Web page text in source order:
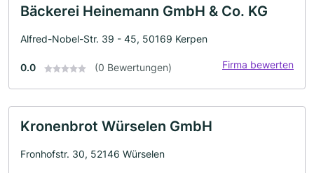
Bäckerei Heinemann GmbH & Co. KG
Alfred-Nobel-Str. 39 - 45, 50169 Kerpen
0.0 (0 Bewertungen) Firma bewerten
Kronenbrot Würselen GmbH
Fronhofstr. 30, 52146 Würselen